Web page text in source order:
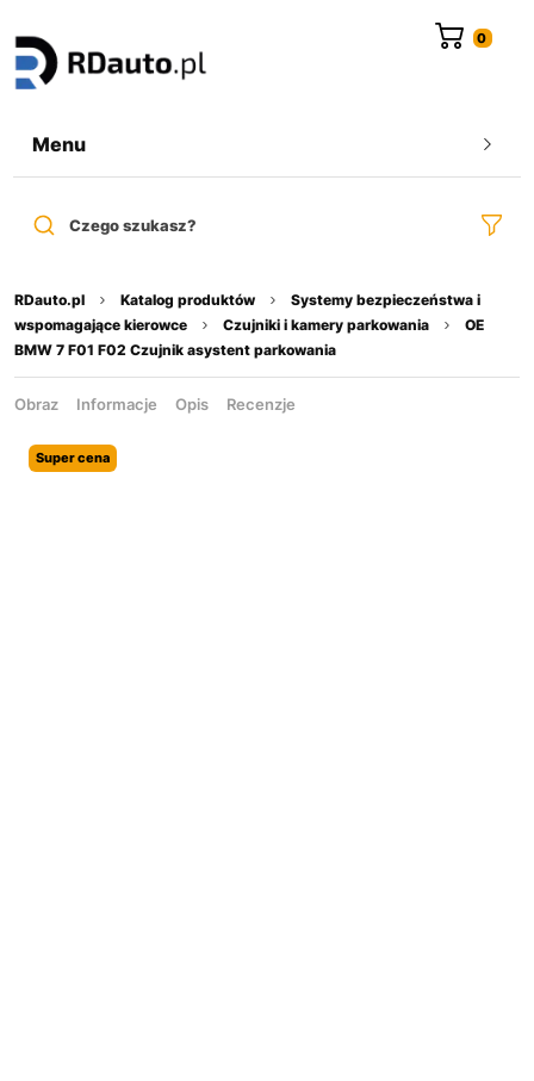
Menu
Czego szukasz?
RDauto.pl Katalog produktów
Systemy bezpieczeństwa i
wspomagające kierowce
Czujniki i kamery parkowania
OE
BMW 7 F01 F02 Czujnik asystent parkowania
Obraz Informacje Opis Recenzje
Super cena